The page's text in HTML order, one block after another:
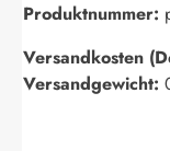
Produktnummer:
Versandkosten
Versandgewicht: